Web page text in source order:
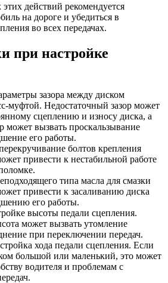
действий рекомендуется
на дороге и убедиться в
во всех передачах.
при настройке
зазора между диском
муфтой. Недостаточный зазор может
сцеплению и износу диска, а
может вызвать проскальзывание
его работы.
болтов крепления
привести к нестабильной работе
типа масла для смазки
привести к засаливанию диска
его работы.
высоты педали сцепления.
может вызвать утомление
при переключении передач.
хода педали сцепления. Если
большой или маленький, это может
водителя и проблемам с